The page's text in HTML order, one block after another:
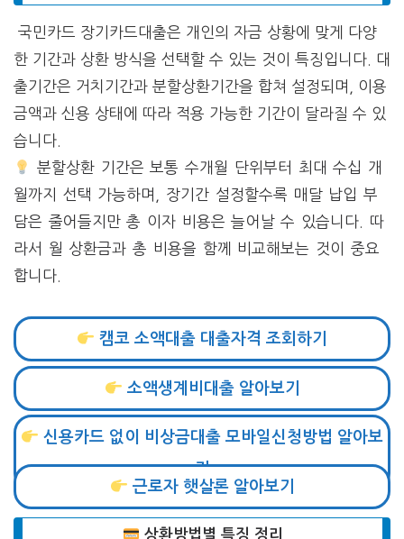
국민카드 장기카드대출은 개인의 자금 상황에 맞게 다양
한 기간과 상환 방식을 선택할 수 있는 것이 특징입니다. 대
출기간은 거치기간과 분할상환기간을 합쳐 설정되며, 이용
금액과 신용 상태에 따라 적용 가능한 기간이 달라질 수 있
습니다.
분할상환 기간은 보통 수개월 단위부터 최대 수십 개
월까지 선택 가능하며, 장기간 설정할수록 매달 납입 부
담은 줄어들지만 총 이자 비용은 늘어날 수 있습니다. 따
라서 월 상환금과 총 비용을 함께 비교해보는 것이 중요
합니다.
캠코 소액대출 대출자격 조회하기
소액생계비대출 알아보기
신용카드 없이 비상금대출 모바일신청방법 알아보
기
근로자 햇살론 알아보기
상환방법별 특징 정리